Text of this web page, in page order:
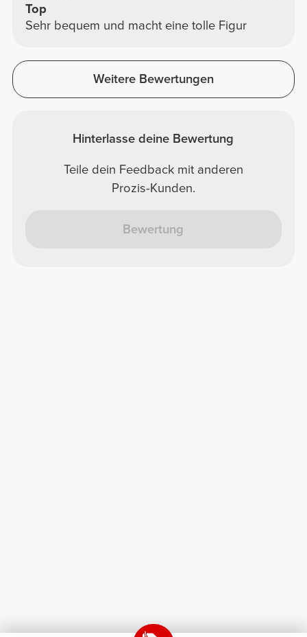
Top
Sehr bequem und macht eine tolle Figur
Weitere Bewertungen
Hinterlasse deine Bewertung
Teile dein Feedback mit anderen
Prozis-Kunden.
Bewertung